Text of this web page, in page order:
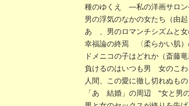
種のゆくえ ―私の洋画サロン
男の浮気のなかの女たち（由起
あゝ、男のロマンチシズムと
幸福論の終焉 〈柔らかい肌）
ドメニコの子はどれか（斎藤竜
負けるのはいつも男 女のこわ
人間、この愛に徹し切れぬも
「あゝ結婚」の周辺 “女と男